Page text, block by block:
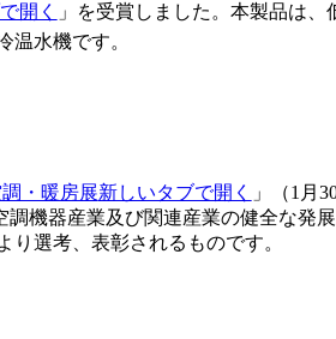
開く
」を受賞しました。本製品は
温水機です。
・暖房展新しいタブで開く
」（1月
機器産業及び関連産業の健全な発
選考、表彰されるものです。